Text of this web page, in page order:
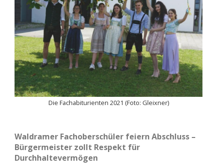
Die Fachabiturienten 2021 (Foto: Gleixner)
Waldramer Fachoberschüler feiern Abschluss –
Bürgermeister zollt Respekt für
Durchhaltevermögen